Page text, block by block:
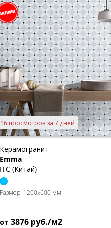
16 просмотров за 7 дней
Керамогранит
Emma
ITC (Китай)
Размер: 1200x600 мм
от 3876 руб./м2